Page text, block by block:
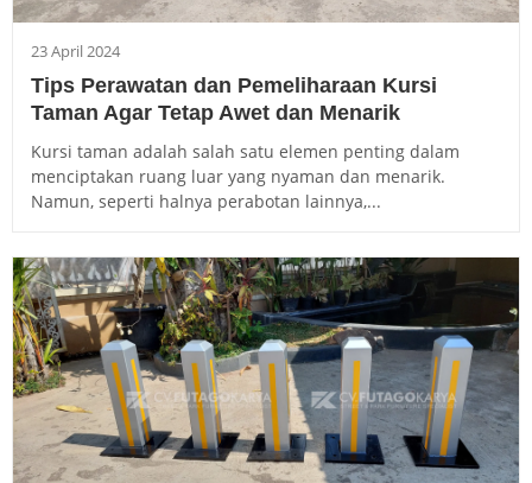
23 April 2024
Tips Perawatan dan Pemeliharaan Kursi
Taman Agar Tetap Awet dan Menarik
Kursi taman adalah salah satu elemen penting dalam
menciptakan ruang luar yang nyaman dan menarik.
Namun, seperti halnya perabotan lainnya,...